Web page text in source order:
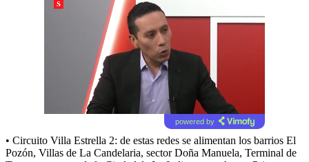
powered by
• Circuito Villa Estrella 2: de estas redes se alimentan los barrios El
Pozón, Villas de La Candelaria, sector Doña Manuela, Terminal de